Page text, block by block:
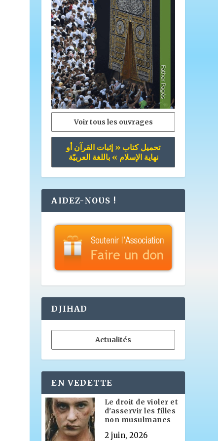
Voir tous les ouvrages
تحميل كتاب « إثبات القرآن أو
نهاية الإسلام » باللغة العربيّة
AIDEZ-NOUS !
DJIHAD
Actualités
EN VEDETTE
Le droit de violer et
d'asservir les filles
non musulmanes
2 juin, 2026